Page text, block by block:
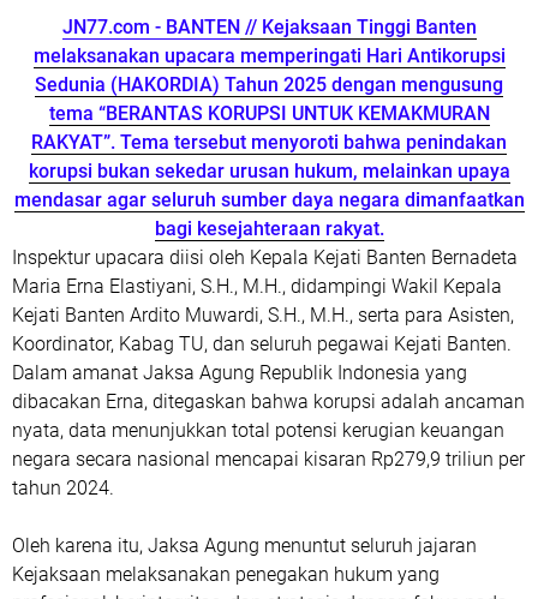
JN77.com - BANTEN// Kejaksaan Tinggi Banten
melaksanakan upacara memperingati Hari Antikorupsi
Sedunia (HAKORDIA) Tahun 2025 dengan mengusung
tema “BERANTAS KORUPSI UNTUK KEMAKMURAN
RAKYAT”. Tema tersebut menyoroti bahwa penindakan
korupsi bukan sekedar urusan hukum, melainkan upaya
mendasar agar seluruh sumber daya negara dimanfaatkan
bagi kesejahteraan rakyat.
Inspektur upacara diisi oleh Kepala Kejati Banten Bernadeta
Maria Erna Elastiyani, S.H., M.H., didampingi Wakil Kepala
Kejati Banten Ardito Muwardi, S.H., M.H., serta para Asisten,
Koordinator, Kabag TU, dan seluruh pegawai Kejati Banten.
Dalam amanat Jaksa Agung Republik Indonesia yang
dibacakan Erna, ditegaskan bahwa korupsi adalah ancaman
nyata, data menunjukkan total potensi kerugian keuangan
negara secara nasional mencapai kisaran Rp279,9 triliun per
tahun 2024.
Oleh karena itu, Jaksa Agung menuntut seluruh jajaran
Kejaksaan melaksanakan penegakan hukum yang